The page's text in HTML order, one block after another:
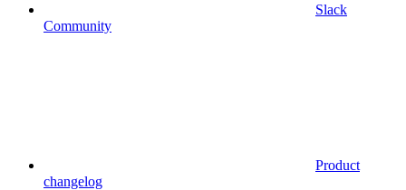
Slack
Community
Product
changelog